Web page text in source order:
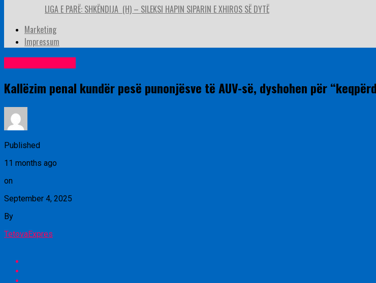
LIGA E PARË: SHKËNDIJA (H) – SILEKSI HAPIN SIPARIN E XHIROS SË DYTË
Marketing
Impressum
Kallëzim penal kundër pesë punonjësve të AUV-së, dyshohen për
Published
11 months ago
on
September 4, 2025
By
TetovaExpres